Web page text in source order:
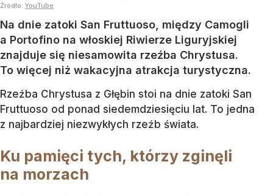
Źródło: YouTube
Na dnie zatoki San Fruttuoso, między Camogli
a Portofino na włoskiej Riwierze Liguryjskiej
znajduje się niesamowita rzeźba Chrystusa.
To więcej niż wakacyjna atrakcja turystyczna.
Rzeźba Chrystusa z Głębin stoi na dnie zatoki San
Fruttuoso od ponad siedemdziesięciu lat. To jedna
z najbardziej niezwykłych rzeźb świata.
Ku pamięci tych, którzy zginęli
na morzach